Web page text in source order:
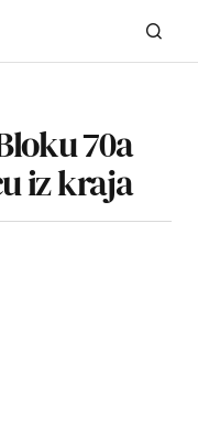
70a
iz kraja